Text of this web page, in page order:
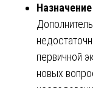
первичной
новых